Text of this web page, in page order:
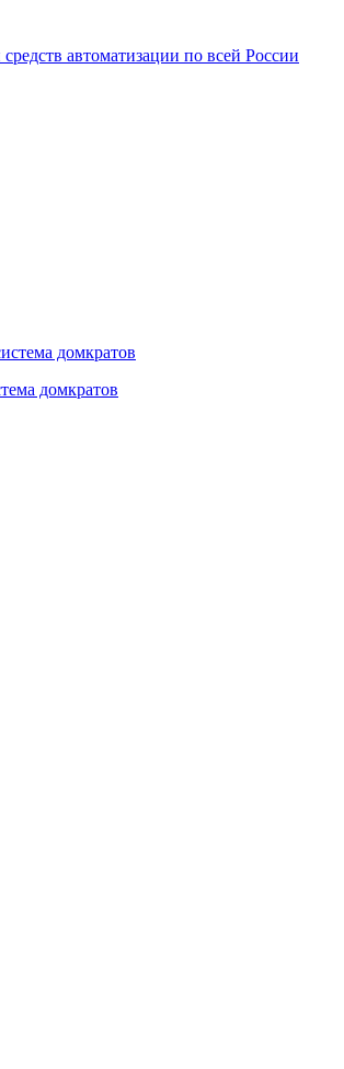
автоматизации по всей России
домкратов